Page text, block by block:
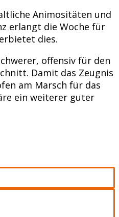
Animositäten und
erlangt die Woche für
dies.
offensiv für den
Damit das Zeugnis
am Marsch für das
ein weiterer guter